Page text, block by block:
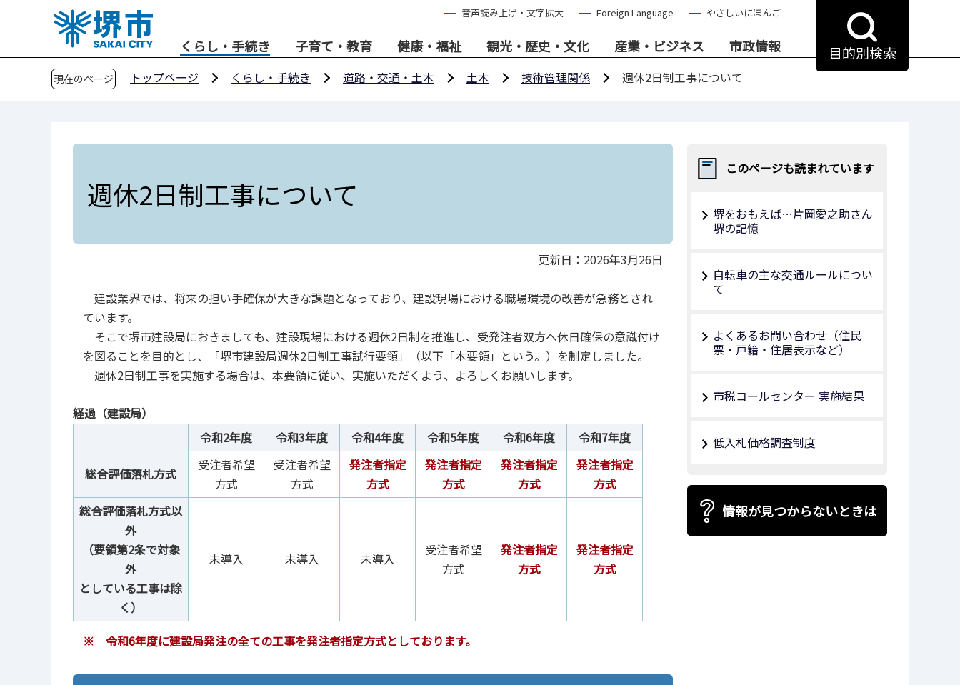
音声読み上げ・文字拡大 Foreign Language やさしいにほんご
くらし・手続き 子育て・教育 健康・福祉 観光・歴史・文化 産業・ビジネス 市政情報 目的別検索
現在のページ トップページ くらし・手続き 道路・交通・土木 土木 技術管理関係 週休2日制工事について
週休2日制工事について
更新日：2026年3月26日
建設業界では、将来の担い手確保が大きな課題となっており、建設現場における職場環境の改善が急務とされ
ています。
そこで堺市建設局におきましても、建設現場における週休2日制を推進し、受発注者双方へ休日確保の意識付け
を図ることを目的とし、「堺市建設局週休2日制工事試行要領」（以下「本要領」という。）を制定しました。
週休2日制工事を実施する場合は、本要領に従い、実施いただくよう、よろしくお願いします。
経過（建設局）
令和2年度
令和3年度 令和4年度 令和5年度 令和6年度 令和7年度
総合評価落札方式
受注者希望
方式
受注者希望
方式
発注者指定
方式
発注者指定
方式
発注者指定
方式
発注者指定
方式
総合評価落札方式以
外
（要領第2条で対象
外
としている工事は除
く）
未導入 未導入 未導入
受注者希望
方式
発注者指定
方式
発注者指定
方式
※ 令和6年度に建設局発注の全ての工事を発注者指定方式としております。
このページも読まれています
堺をおもえば…片岡愛之助さん
堺の記憶
自転車の主な交通ルールについ
て
よくあるお問い合わせ（住民
票・戸籍・住居表示など）
市税コールセンター 実施結果
低入札価格調査制度
情報が見つからないときは